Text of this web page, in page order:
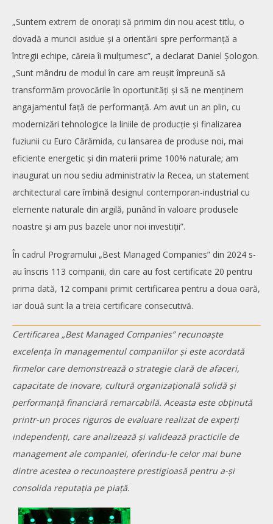
„Suntem extrem de onorați să primim din nou acest titlu, o
dovadă a muncii asidue și a orientării spre performanță a
întregii echipe, căreia îi mulțumesc”, a declarat Daniel Șologon.
„Sunt mândru de modul în care am reușit împreună să
transformăm provocările în oportunități și să ne menținem
angajamentul față de performanță. Am avut un an plin, cu
modernizări tehnologice la liniile de producție și finalizarea
fuziunii cu Euro Cărămida, cu lansarea de produse noi, mai
eficiente energetic și din materii prime 100% naturale; am
inaugurat un nou sediu administrativ la Recea, un statement
architectural care îmbină designul contemporan-industrial cu
elemente naturale din argilă, punând în valoare produsele
noastre și am pus bazele unor noi investiții”.
În cadrul Programului „Best Managed Companies” din 2024 s-
au înscris 113 companii, din care au fost certificate 20 pentru
prima dată, 12 companii primit certificarea pentru a doua oară,
iar două sunt la a treia certificare consecutivă.
Certificarea „Best Managed Companies” recunoaște
excelența în managementul companiilor și este acordată
firmelor care demonstrează o strategie clară de afaceri,
capacitate de inovare, cultură organizațională solidă și
performanță financiară remarcabilă. Aceasta este obținută
printr-un proces riguros de evaluare realizat de experți
independenți, care analizează și validează practicile de
management ale companiei, oferindu-le celor mai bune
dintre acestea o recunoaștere prestigioasă pentru a-și
consolida reputația pe piață.